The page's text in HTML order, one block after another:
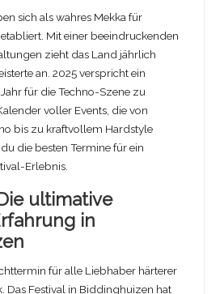
sich als wahres Mekka für
Mit einer beeindruckenden
zieht das Land jährlich
an. 2025 verspricht ein
für die Techno-Szene zu
voller Events, die von
bis zu kraftvollem Hardstyle
die besten Termine für ein
Erlebnis.
ultimative
in
für alle Liebhaber härterer
Das Festival in Biddinghuizen hat